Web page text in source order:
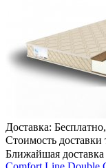
Доставка: Бесплатно,
Стоимость доставки
Ближайшая